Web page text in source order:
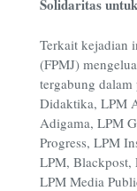
Solidaritas
Terkait kejadian
(FPMJ)
tergabung
Didaktika, LPM
Adigama, LPM
Progress, LPM
LPM, Blackpost,
LPM Media